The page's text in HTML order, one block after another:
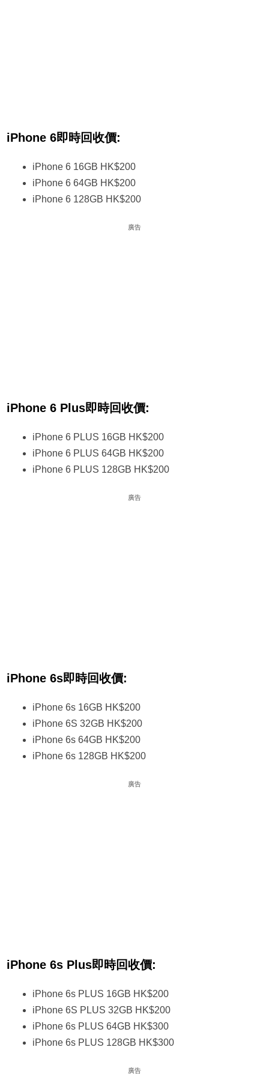
iPhone 6即時回收價:
iPhone 6 16GB HK$200
iPhone 6 64GB HK$200
iPhone 6 128GB HK$200
廣告
iPhone 6 Plus即時回收價:
iPhone 6 PLUS 16GB HK$200
iPhone 6 PLUS 64GB HK$200
iPhone 6 PLUS 128GB HK$200
廣告
iPhone 6s即時回收價:
iPhone 6s 16GB HK$200
iPhone 6S 32GB HK$200
iPhone 6s 64GB HK$200
iPhone 6s 128GB HK$200
廣告
iPhone 6s Plus即時回收價:
iPhone 6s PLUS 16GB HK$200
iPhone 6S PLUS 32GB HK$200
iPhone 6s PLUS 64GB HK$300
iPhone 6s PLUS 128GB HK$300
廣告